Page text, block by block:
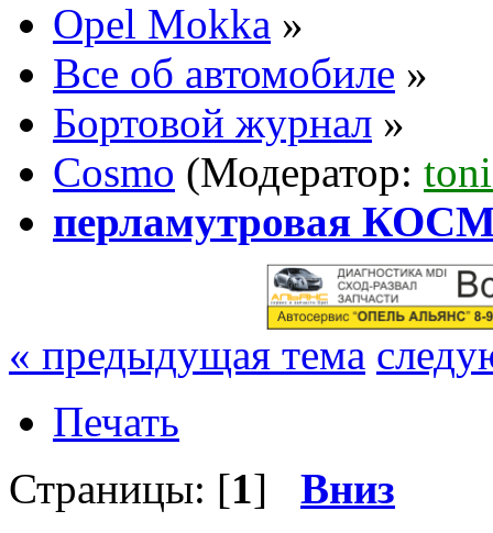
Opel Mokka »
Все об автомобиле »
Бортовой журнал »
Cosmo (Модератор:
перламутровая
« предыдущая тема
Печать
Страницы: [1] Вниз